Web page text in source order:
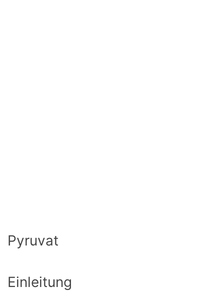
Pyruvat
Einleitung